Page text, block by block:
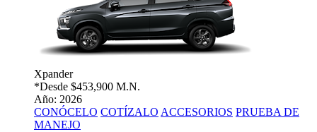
Xpander
*Desde $453,900 M.N.
Año: 2026
CONÓCELO COTÍZALO ACCESORIOS PRUEBA DE
MANEJO